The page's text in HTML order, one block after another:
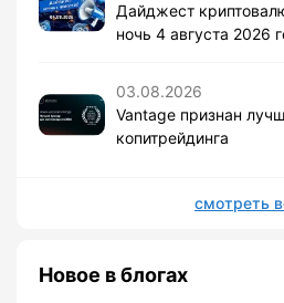
Дайджест
ночь 4 августа 2026
03.08.2026
Vantage признан
копитрейдинга
смотреть
Новое в блогах